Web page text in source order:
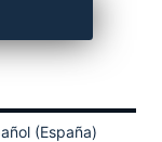
(España)